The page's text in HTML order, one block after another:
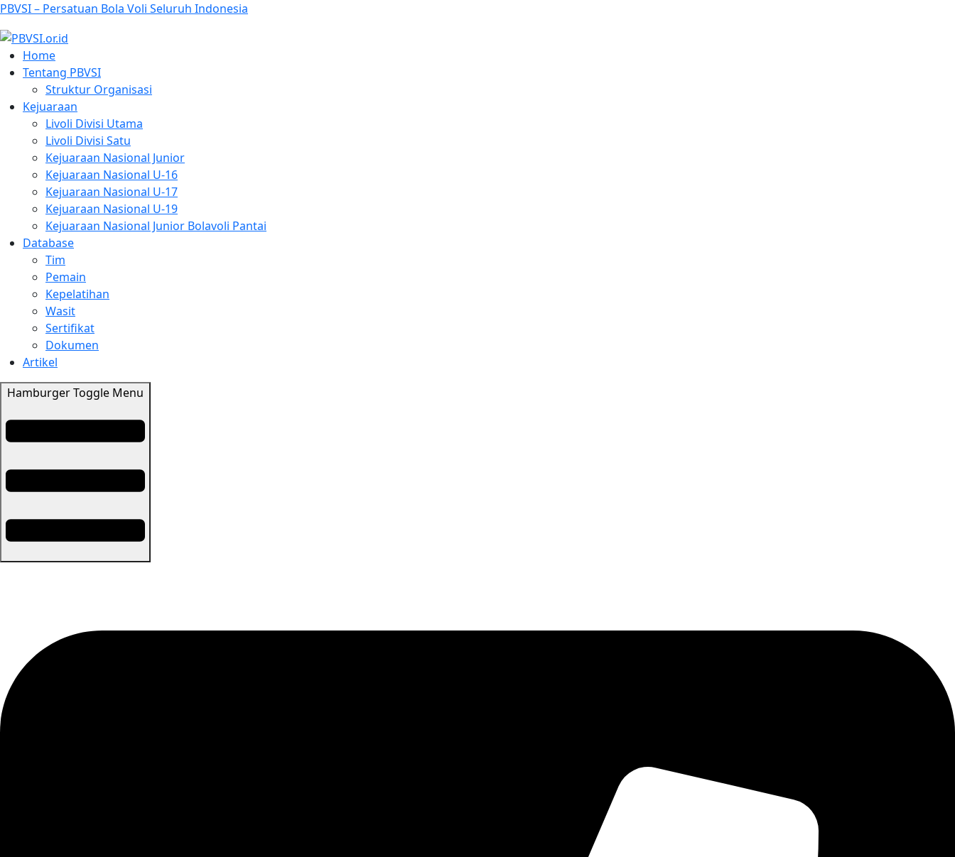
PBVSI – Persatuan Bola Voli Seluruh Indonesia
Home
Tentang PBVSI
Struktur Organisasi
Kejuaraan
Livoli Divisi Utama
Livoli Divisi Satu
Kejuaraan Nasional Junior
Kejuaraan Nasional U-16
Kejuaraan Nasional U-17
Kejuaraan Nasional U-19
Kejuaraan Nasional Junior Bolavoli Pantai
Database
Tim
Pemain
Kepelatihan
Wasit
Sertifikat
Dokumen
Artikel
Hamburger Toggle Menu